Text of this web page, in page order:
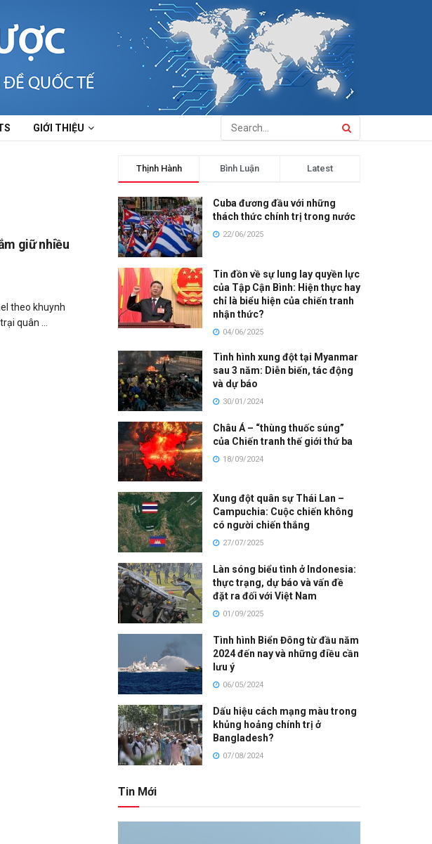
GIỚI THIỆU
giữ nhiều
theo khuynh
quân ...
Thịnh Hành Bình Luận Latest
Cuba đương đầu với những
thách thức chính trị trong nước
22/06/2025
Tin đồn về sự lung lay quyền lực
của Tập Cận Bình: Hiện thực hay
chỉ là biểu hiện của chiến tranh
nhận thức?
04/06/2025
Tình hình xung đột tại Myanmar
sau 3 năm: Diễn biến, tác động
và dự báo
30/01/2024
Châu Á – “thùng thuốc súng”
của Chiến tranh thế giới thứ ba
18/09/2024
Xung đột quân sự Thái Lan –
Campuchia: Cuộc chiến không
có người chiến thắng
27/07/2025
Làn sóng biểu tình ở Indonesia:
thực trạng, dự báo và vấn đề
đặt ra đối với Việt Nam
01/09/2025
Tình hình Biển Đông từ đầu năm
2024 đến nay và những điều cần
lưu ý
06/05/2024
Dấu hiệu cách mạng màu trong
khủng hoảng chính trị ở
Bangladesh?
07/08/2024
Tin Mới